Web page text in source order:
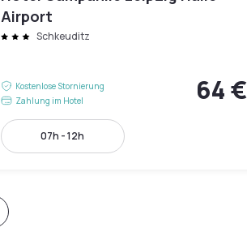
Airport
Schkeuditz
Kostenlose Stornierung
Zahlung im Hotel
64 €
07h - 12h